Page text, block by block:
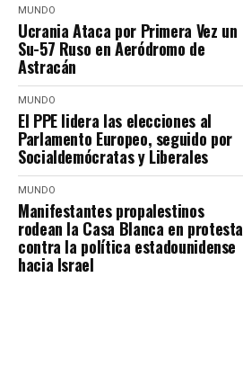
MUNDO
Ucrania Ataca por Primera Vez un
Su-57 Ruso en Aeródromo de
Astracán
MUNDO
El PPE lidera las elecciones al
Parlamento Europeo, seguido por
Socialdemócratas y Liberales
MUNDO
Manifestantes propalestinos
rodean la Casa Blanca en protesta
contra la política estadounidense
hacia Israel